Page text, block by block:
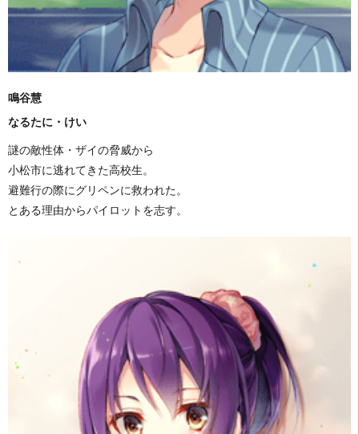
鳴谷慧
なるたに・けい
謎の敵性体・ザイの脅威から
小松市に逃れてきた高校生。
避難行の際にグリペンに救われた。
とある理由からパイロットを志す。